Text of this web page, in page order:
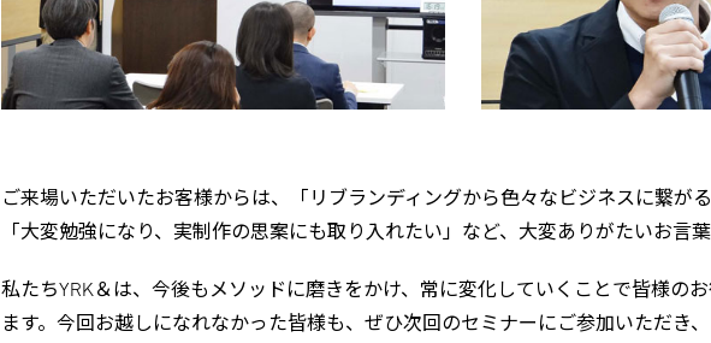
ご来場いただいたお客様からは、「リブランディングから色々なビジネスに繋が
「大変勉強になり、実制作の思案にも取り入れたい」など、大変ありがたいお言
私たちYRK＆は、今後もメソッドに磨きをかけ、常に変化していくことで皆様の
ます。今回お越しになれなかった皆様も、ぜひ次回のセミナーにご参加いただき